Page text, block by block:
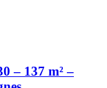
– 137 m² –